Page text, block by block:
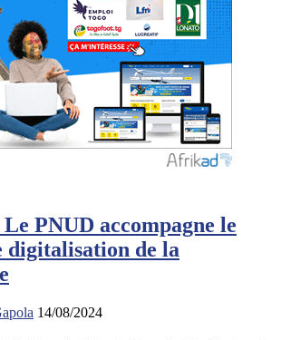
PNUD accompagne le
digitalisation de la
14/08/2024